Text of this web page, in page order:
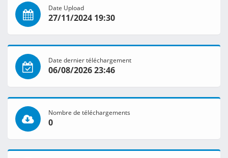
Date Upload
27/11/2024 19:30
Date dernier téléchargement
06/08/2026 23:46
Nombre de téléchargements
0